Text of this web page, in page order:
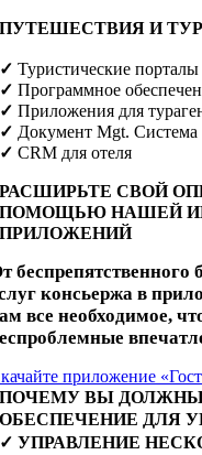
ПУТЕШЕСТВИЯ И
✓ Туристические порталы
✓ Программное
✓ Приложения для
✓ Документ Mgt. Система
✓ CRM для отеля
РАСШИРЬТЕ СВОЙ
ПОМОЩЬЮ НАШЕЙ
ПРИЛОЖЕНИЙ
беспрепятственного
консьержа в
все необходимое,
приложение
ПОЧЕМУ ВЫ ДОЛЖНЫ
ОБЕСПЕЧЕНИЕ ДЛЯ
✓ УПРАВЛЕНИЕ